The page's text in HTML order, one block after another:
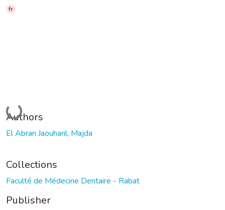
fr
Loading...
Authors
El Abrari Jaouharil, Majda
Collections
Faculté de Médecine Dentaire - Rabat
Publisher